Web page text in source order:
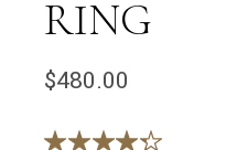
RING
$480.00